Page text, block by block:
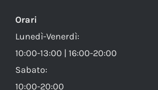
Orari
Lunedì-Venerdì:
10:00-13:00 | 16:00-20:00
Sabato:
10:00-20:00